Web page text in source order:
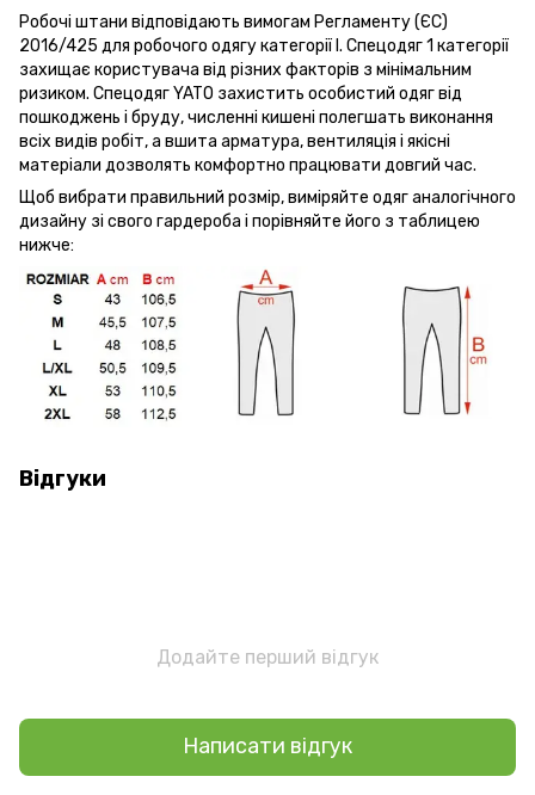
Робочі штани відповідають вимогам Регламенту (ЄС)
2016/425 для робочого одягу категорії I. Спецодяг 1 категорії
захищає користувача від різних факторів з мінімальним
ризиком. Спецодяг YATO захистить особистий одяг від
пошкоджень і бруду, численні кишені полегшать виконання
всіх видів робіт, а вшита арматура, вентиляція і якісні
матеріали дозволять комфортно працювати довгий час.
Щоб вибрати правильний розмір, виміряйте одяг аналогічного
дизайну зі свого гардероба і порівняйте його з таблицею
нижче:
Відгуки
Додайте перший відгук
Написати відгук